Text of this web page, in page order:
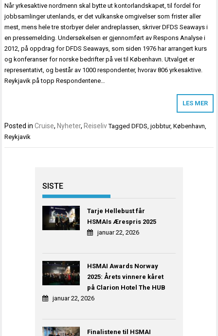
Når yrkesaktive nordmenn skal bytte ut kontorlandskapet, til fordel for
jobbsamlinger utenlands, er det vulkanske omgivelser som frister aller
mest, mens hele tre storbyer deler andreplassen, skriver DFDS Seaways i
en pressemelding. Undersøkelsen er gjennomført av Respons Analyse i
2012, på oppdrag for DFDS Seaways, som siden 1976 har arrangert kurs
og konferanser for norske bedrifter på vei til København. Utvalget er
representativt, og består av 1000 respondenter, hvorav 806 yrkesaktive.
Reykjavik på topp Respondentene…
LES MER
Posted inCruise, Nyheter, Reiseliv TaggedDFDS,jobbtur,København,
Reykjavik
SISTE
Tarje Hellebust får
HSMAIs Ærespris 2025
januar 22, 2026
HSMAI Awards Norway
2025: Årets vinnere kåret
på Clarion Hotel The HUB
januar 22, 2026
Finalistene til HSMAI